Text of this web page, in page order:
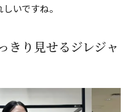
いですね。
きり見せるジレジャ